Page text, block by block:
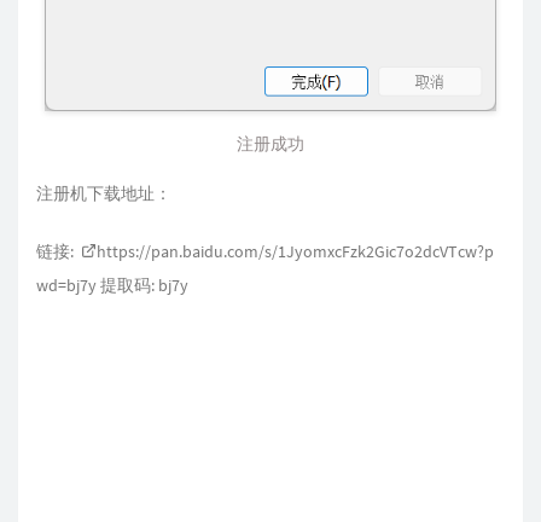
注册成功
注册机下载地址：
链接:
https://pan.baidu.com/s/1JyomxcFzk2Gic7o2dcVTcw?p
wd=bj7y提取码: bj7y